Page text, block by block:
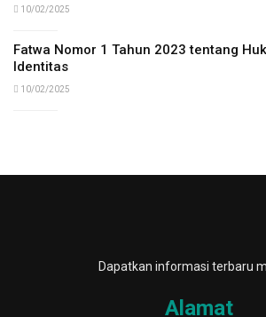
10/02/2025
Fatwa Nomor 1 Tahun 2023 tentang
Identitas
10/02/2025
Dapatkan informasi terbaru
Alamat